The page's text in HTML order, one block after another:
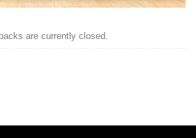
are currently closed.